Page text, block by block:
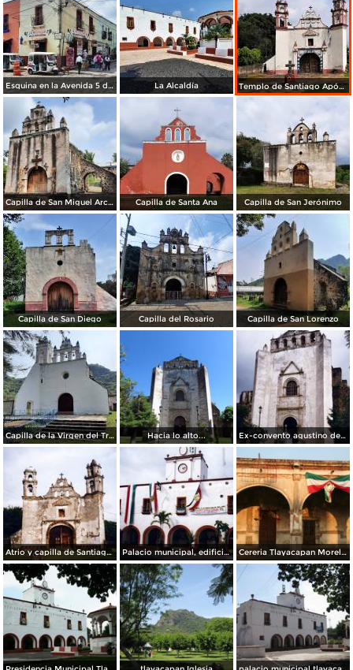
Esquina en la Avenida 5 de Mayo La Alcaldía Templo de Santiago Apóstol
Capilla de San Miguel Arcángel Capilla de Santa Ana Capilla de San Jerónimo
Capilla de San Diego Capilla del Rosario Capilla de San Lorenzo
Capilla de la Virgen del Tránsito Hacia lo alto... Ex-convento agustino de San Juán Bautista, siglo XVI. Tlayacapan, Morelos
Atrio y capilla de Santiago de estilo barroco, siglo XVI. Tlayacapan, Morelos Palacio municipal, edificio del siglo XVI. Tlayacapan, Morelos Cereria Tlayacapan Morelos